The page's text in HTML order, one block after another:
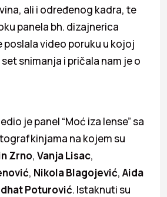
ali i određenog kadra, te
panela bh. dizajnerica
poslala video poruku u kojoj
snimanja i pričala nam je o
je panel “Moć iza lense” sa
na kojem su
Zrno, Vanja Lisac,
, Nikola Blagojević, Aida
Poturović. Istaknuti su